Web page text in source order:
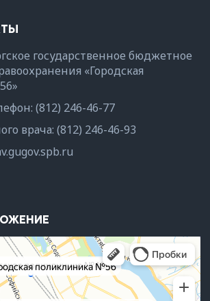
государственное бюджетное
«Городская
(812) 246-46-77
врача:(812) 246-46-93